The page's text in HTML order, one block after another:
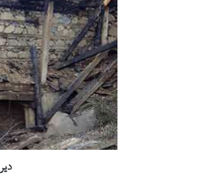
ب
ا
ل
ا
:
م
ک
ا
ن